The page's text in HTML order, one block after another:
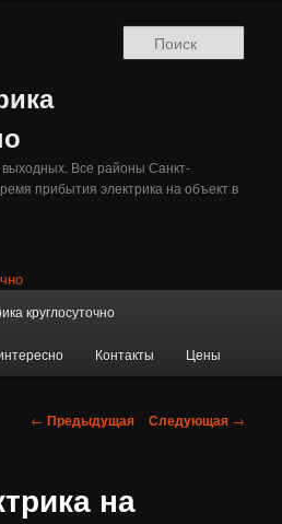
Все районы Санкт-
прибытия электрика на объект в
круглосуточно
Контакты Цены
Навигация
← Предыдущая Следующая →
на